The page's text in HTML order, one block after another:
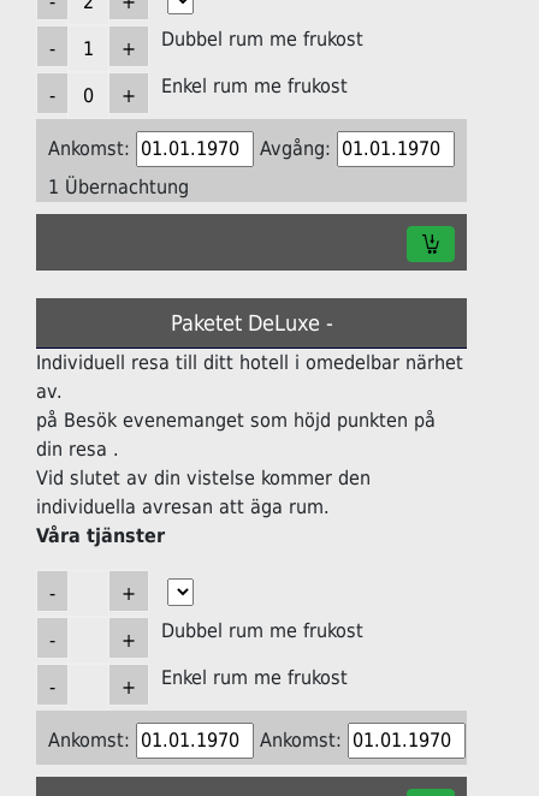
Dubbel rum me frukost
Enkel rum me frukost
Ankomst:
Avgång:
1 Übernachtung
Paketet DeLuxe -
Individuell resa till ditt hotell i omedelbar närhet
av.
på Besök evenemanget som höjd punkten på
din resa .
Vid slutet av din vistelse kommer den
individuella avresan att äga rum.
Våra tjänster
Dubbel rum me frukost
Enkel rum me frukost
Ankomst: Ankomst: